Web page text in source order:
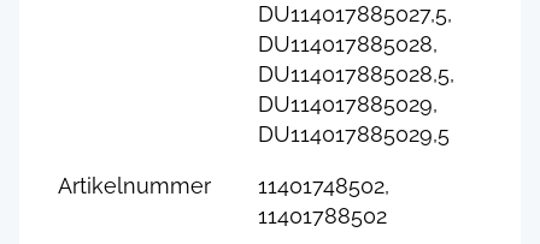
DU114017885027,5,
DU114017885028,
DU114017885028,5,
DU114017885029,
DU114017885029,5
Artikelnummer
11401748502,
11401788502